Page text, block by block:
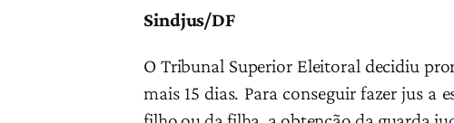
Sindjus/DF
O Tribunal Superior Eleitoral decidiu
mais 15 dias. Para conseguir fazer jus a